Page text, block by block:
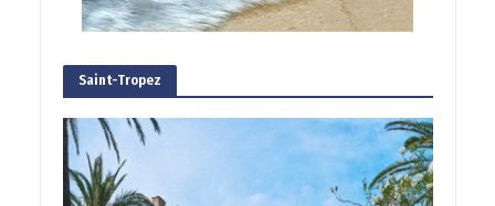
Saint-Tropez